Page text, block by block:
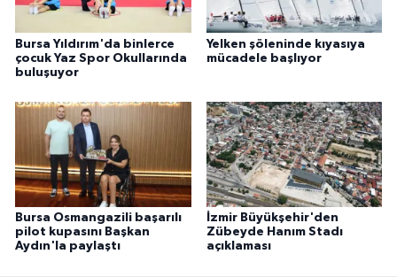
Bursa Yıldırım'da binlerce
çocuk Yaz Spor Okullarında
buluşuyor
Yelken şöleninde kıyasıya
mücadele başlıyor
Bursa Osmangazili başarılı
pilot kupasını Başkan
Aydın'la paylaştı
İzmir Büyükşehir'den
Zübeyde Hanım Stadı
açıklaması